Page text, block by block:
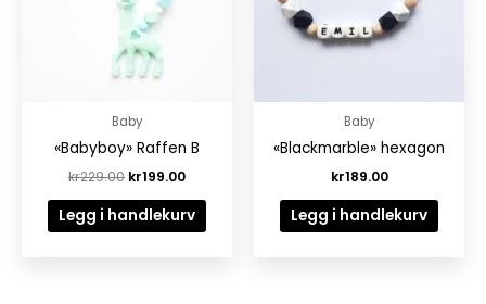
Baby
«Babyboy» Raffen B
kr229.00 kr199.00
Legg i handlekurv
Baby
«Blackmarble» hexagon
kr189.00
Legg i handlekurv